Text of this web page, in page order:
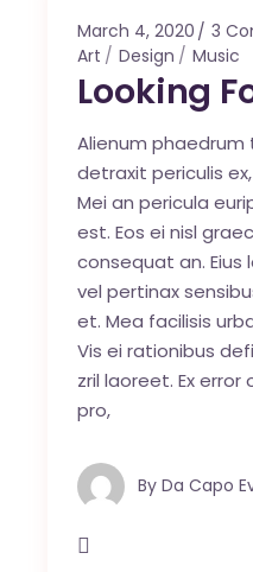
March 4, 2020 3
Art
Design Music
Looking
Alienum
detraxit periculis
Mei an pericula
est. Eos ei nisl
consequat an.
vel pertinax
et. Mea facilisis
Vis ei rationibus
zril laoreet. Ex
pro,
By Da Capo